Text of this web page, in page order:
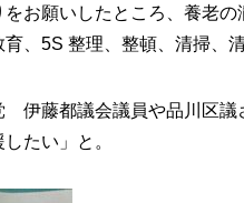
お願いしたところ、養老
、5S 整理、整頓、清掃、
伊藤都議会議員や品川区議
たい」と。